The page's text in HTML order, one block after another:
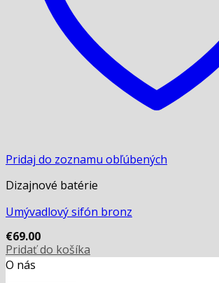
Pridaj do zoznamu obľúbených
Dizajnové batérie
Umývadlový sifón bronz
€69.00
Pridať do košíka
O nás